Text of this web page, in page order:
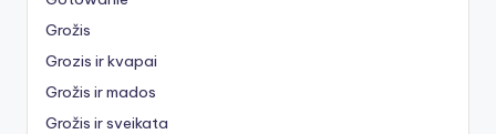
Grožis
Grozis ir kvapai
Grožis ir mados
Grožis ir sveikata